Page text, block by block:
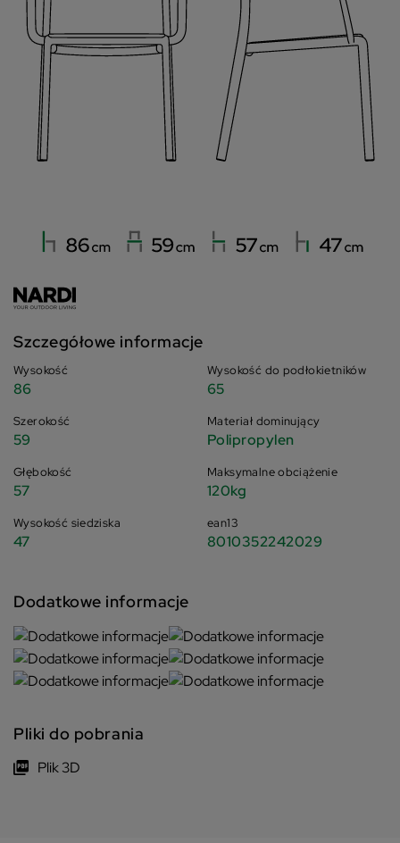
Szczegółowe informacje
Wysokość
86
Szerokość
59
Głębokość
57
Wysokość siedziska
47
Wysokość do podłokietników
65
Materiał dominujący
Polipropylen
Maksymalne obciążenie
120kg
ean13
8010352242029
Dodatkowe informacje
Pliki do pobrania
Plik 3D